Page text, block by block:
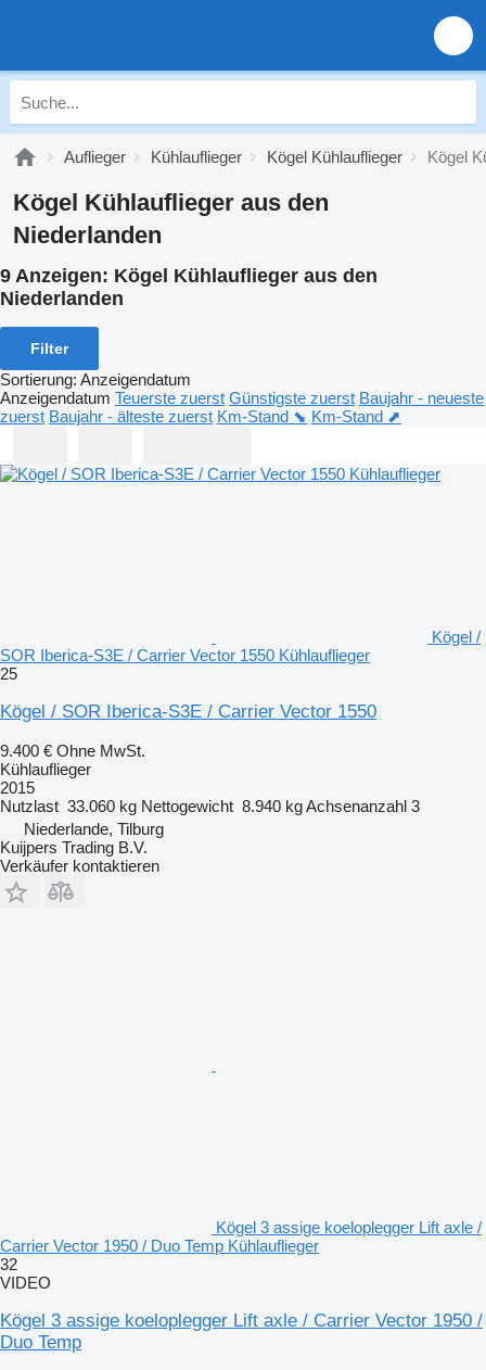
Auflieger Kühlauflieger Kögel Kühlauflieger Kögel
Kögel Kühlauflieger aus den
Niederlanden
9 Anzeigen: Kögel Kühlauflieger aus den
Niederlanden
Filter
Sortierung: Anzeigendatum
Anzeigendatum Teuerste zuerst Günstigste zuerst Baujahr - neueste
zuerst Baujahr - älteste zuerst Km-Stand ⬊ Km-Stand ⬈
Kögel /
SOR Iberica-S3E / Carrier Vector 1550 Kühlauflieger
25
Kögel / SOR Iberica-S3E / Carrier Vector 1550
9.400 € Ohne MwSt.
Kühlauflieger
2015
Nutzlast 33.060 kg Nettogewicht 8.940 kgAchsenanzahl 3
Niederlande, Tilburg
Kuijpers Trading B.V.
Verkäufer kontaktieren
Kögel 3 assige koeloplegger Lift axle /
Carrier Vector 1950 / Duo Temp Kühlauflieger
32
VIDEO
Kögel 3 assige koeloplegger Lift axle / Carrier Vector 1950 /
Duo Temp